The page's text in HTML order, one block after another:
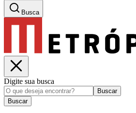
Busca
Digite sua busca
Buscar
Buscar